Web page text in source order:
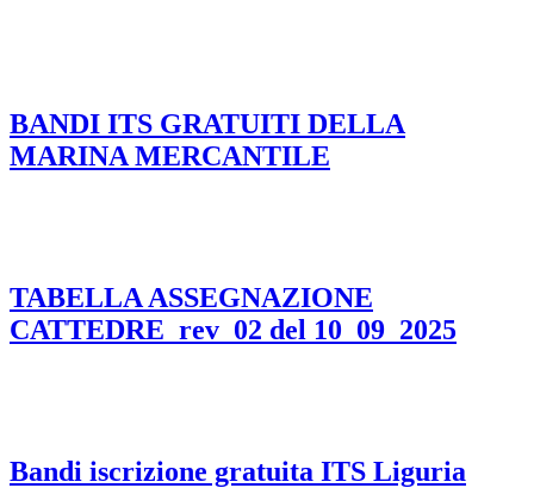
BANDI ITS GRATUITI DELLA
MARINA MERCANTILE
TABELLA ASSEGNAZIONE
CATTEDRE_rev_02 del 10_09_2025
Bandi iscrizione gratuita ITS Liguria